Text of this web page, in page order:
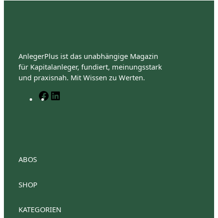
AnlegerPlus ist das unabhängige Magazin
für Kapitalanleger, fundiert, meinungsstark
und praxisnah. Mit Wissen zu Werten.
F
ABOS
Anlegerplus Digital
SHOP
AnlegerPlusAnlegerplus News
KATEGORIEN